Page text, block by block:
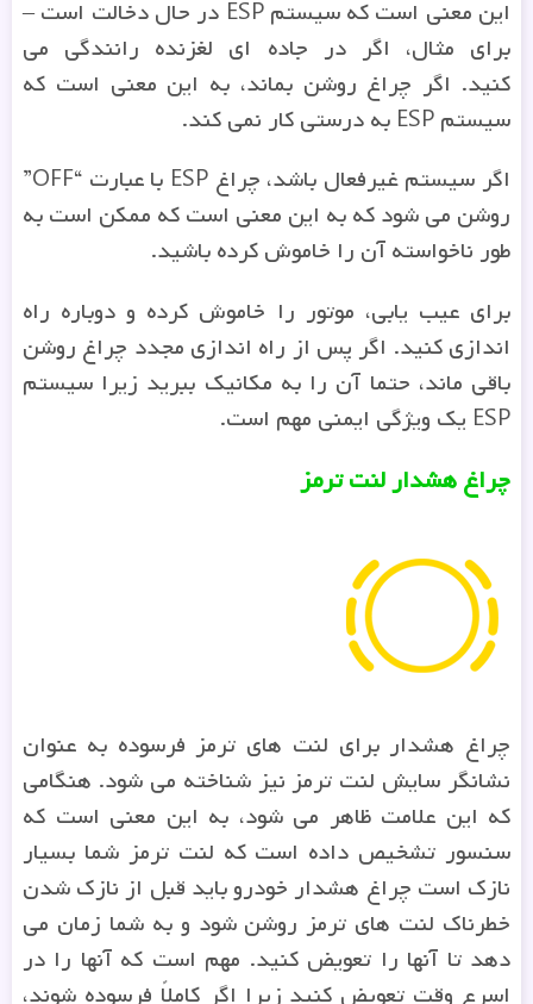
این معنی است که سیستم ESP در حال دخالت است –
برای مثال، اگر در جاده ای لغزنده رانندگی می
کنید. اگر چراغ روشن بماند، به این معنی است که
سیستم ESP به درستی کار نمی کند.
اگر سیستم غیرفعال باشد، چراغ ESP با عبارت “OFF”
روشن می شود که به این معنی است که ممکن است به
طور ناخواسته آن را خاموش کرده باشید.
برای عیب یابی، موتور را خاموش کرده و دوباره راه
اندازی کنید. اگر پس از راه اندازی مجدد چراغ روشن
باقی ماند، حتما آن را به مکانیک ببرید زیرا سیستم
ESP یک ویژگی ایمنی مهم است.
چراغ هشدار لنت ترمز
چراغ هشدار برای لنت های ترمز فرسوده به عنوان
نشانگر سایش لنت ترمز نیز شناخته می شود. هنگامی
که این علامت ظاهر می شود، به این معنی است که
سنسور تشخیص داده است که لنت ترمز شما بسیار
نازک است چراغ هشدار خودرو باید قبل از نازک شدن
خطرناک لنت های ترمز روشن شود و به شما زمان می
دهد تا آنها را تعویض کنید. مهم است که آنها را در
اسرع وقت تعویض کنید زیرا اگر کاملاً فرسوده شوند،